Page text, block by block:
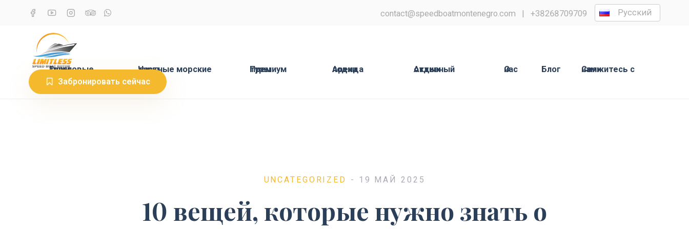
contact@speedboatmontenegro.com | +38268709709 Русский
Групповые туры Частные морские туры Премиум туры Аренда лодки Активный отдых О нас Блог
Свяжитесь с нами
Забронировать сейчас
UNCATEGORIZED - 19 МАЙ 2025
10 вещей, которые нужно знать о